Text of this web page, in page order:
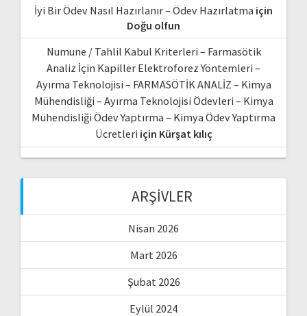
İyi Bir Ödev Nasıl Hazırlanır – Ödev Hazırlatma için
Doğu olfun
Numune / Tahlil Kabul Kriterleri – Farmasötik
Analiz İçin Kapiller Elektroforez Yöntemleri –
Ayırma Teknolojisi – FARMASÖTİK ANALİZ – Kimya
Mühendisliği – Ayırma Teknolojisi Ödevleri – Kimya
Mühendisliği Ödev Yaptırma – Kimya Ödev Yaptırma
Ücretleri için Kürşat kılıç
ARŞIVLER
Nisan 2026
Mart 2026
Şubat 2026
Eylül 2024